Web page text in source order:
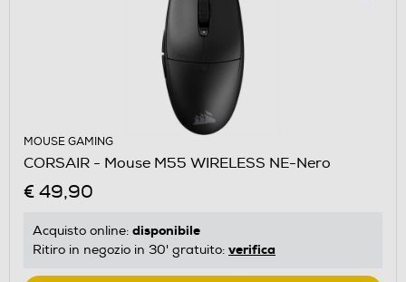
MOUSE GAMING
CORSAIR - Mouse M55 WIRELESS NE-Nero
€ 49,90
Acquisto online: disponibile
Ritiro in negozio in 30' gratuito: verifica